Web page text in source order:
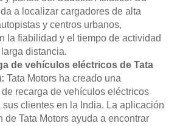
a localizar cargadores de alta
y centros urbanos,
la fiabilidad y el tiempo de actividad
distancia.
de vehículos eléctricos de Tata
Tata Motors ha creado una
recarga de vehículos eléctricos
clientes en la India. La aplicación
de Tata Motors ayuda a encontrar